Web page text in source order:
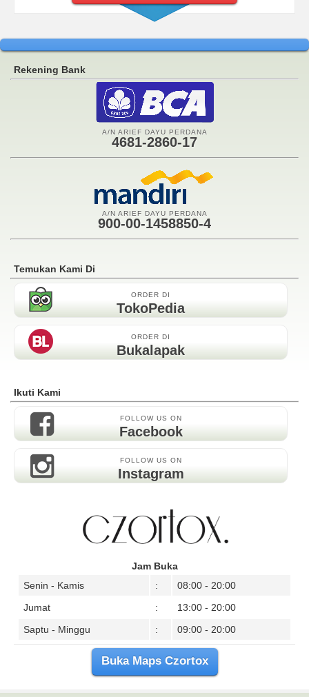
Rekening Bank
A/N ARIEF DAYU PERDANA
4681-2860-17
A/N ARIEF DAYU PERDANA
900-00-1458850-4
Temukan Kami Di
ORDER DI
TokoPedia
ORDER DI
Bukalapak
Ikuti Kami
FOLLOW US ON
Facebook
FOLLOW US ON
Instagram
Jam Buka
Senin - Kamis
:
08:00 - 20:00
Jumat
:
13:00 - 20:00
Saptu - Minggu
: 09:00 - 20:00
Buka Maps Czortox